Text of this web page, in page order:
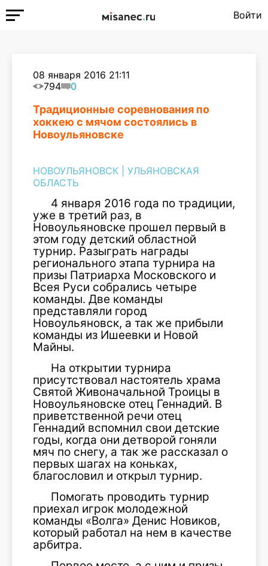
Войти
08 января 2016 21:11
794
0
Традиционные соревнования по
хоккею с мячом состоялись в
Новоульяновске
НОВОУЛЬЯНОВСК
УЛЬЯНОВСКАЯ
ОБЛАСТЬ
4 января 2016 года по традиции,
уже в третий раз, в
Новоульяновске прошел первый в
этом году детский областной
турнир. Разыграть награды
регионального этапа турнира на
призы Патриарха Московского и
Всея Руси собрались четыре
команды. Две команды
представляли город
Новоульяновск, а так же прибыли
команды из Ишеевки и Новой
Майны.
На открытии турнира
присутствовал настоятель храма
Святой Живоначальной Троицы в
Новоульяновске отец Геннадий. В
приветственной речи отец
Геннадий вспомнил свои детские
годы, когда они детворой гоняли
мяч по снегу, а так же рассказал о
первых шагах на коньках,
благословил и открыл турнир.
Помогать проводить турнир
приехал игрок молодежной
команды «Волга» Денис Новиков,
который работал на нем в качестве
арбитра.